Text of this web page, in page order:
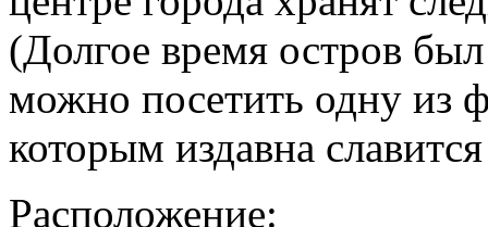
(Долгое время остров
можно посетить одну из
которым издавна
Расположение: